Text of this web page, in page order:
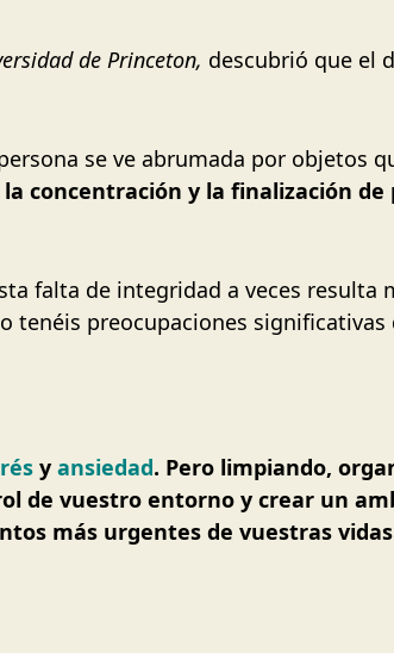
de Princeton, descubrió que el
se ve abrumada por objetos
concentración y la finalización de
falta de integridad a veces resulta
tenéis preocupaciones significativas
y ansiedad. Pero limpiando,
de vuestro entorno y crear un
más urgentes de vuestras